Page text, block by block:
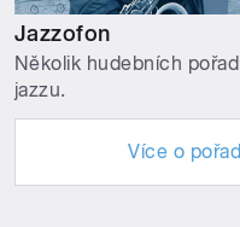
Jazzofon
Několik hudebních
jazzu.
Více o